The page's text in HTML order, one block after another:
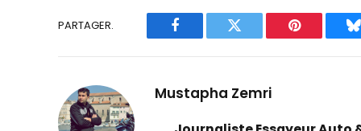
PARTAGER.
Facebook Twitter Pinterest
Mustapha Zemri